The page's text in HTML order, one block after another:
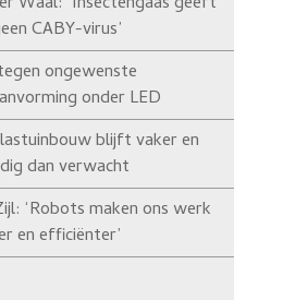
CABY-virus’
ongewenste
onder LED
blijft vaker en
dan verwacht
‘Robots maken ons werk
en efficiënter’